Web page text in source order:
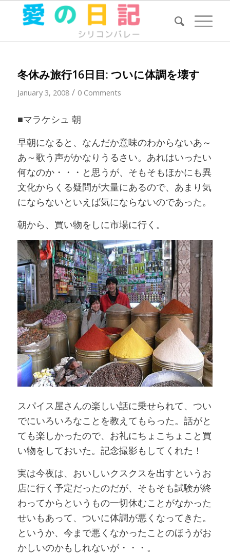
冬休み旅行16日目: ついに体調を壊す
January 3, 2008 / 0 Comments
■マラケシュ 朝
早朝になると、なんだか意味のわからないあ～
あ～歌う声がかなりうるさい。あれはいったい
何なのか・・・と思うが、そもそもほかにも異
文化からくる疑問が大量にあるので、あまり気
にならないといえば気にならないのであった。
朝から、買い物をしに市場に行く。
スパイス屋さんの楽しい話に乗せられて、つい
でにいろいろなことを教えてもらった。話がと
ても楽しかったので、お礼にちょこちょこと買
い物をしておいた。記念撮影もしてくれた！
実は今夜は、おいしいクスクスを出すというお
店に行く予定だったのだが、そもそも試験が終
わってからというもの一切休むことがなかった
せいもあって、ついに体調が悪くなってきた。
というか、今まで悪くなかったことのほうがお
かしいのかもしれないが・・・。